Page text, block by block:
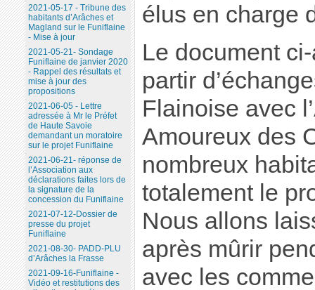
élus en charge
Le document
partir
Flainoise avec
Amoureux des
nombreux
totalement le
Nous allons
après mûrir
avec les
2021-05-17 - Tribune des
habitants d’Arâches et
Magland sur le Funiflaine
- Mise à jour
2021-05-21- Sondage
Funiflaine de janvier 2020
- Rappel des résultats et
mise à jour des
propositions
2021-06-05 - Lettre
adressée à Mr le Préfet
de Haute Savoie
demandant un moratoire
sur le projet Funiflaine
2021-06-21- réponse de
l’Association aux
déclarations faites lors de
la signature de la
concession du Funiflaine
2021-07-12-Dossier de
presse du projet
Funiflaine
2021-08-30- PADD-PLU
d’Arâches la Frasse
2021-09-16-Funiflaine -
Vidéo et restitutions des